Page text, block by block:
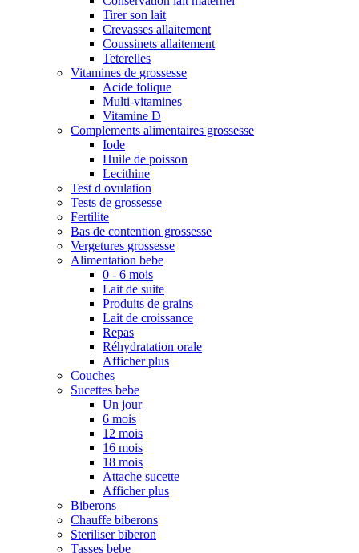
Tirer son lait
Crevasses allaitement
Coussinets allaitement
Teterelles
Vitamines de grossesse
Acide folique
Multi-vitamines
Vitamine D
Complements alimentaires grossesse
Iode
Huile de poisson
Lecithine
Test d ovulation
Tests de grossesse
Fertilite
Bas de contention grossesse
Vergetures grossesse
Alimentation bebe
0 - 6 mois
Lait de suite
Produits de grains
Lait de croissance
Repas
Réhydratation orale
Afficher plus
Couches
Sucettes bebe
Un jour
6 mois
12 mois
16 mois
18 mois
Attache sucette
Afficher plus
Biberons
Chauffe biberons
Steriliser biberon
Tasses bebe